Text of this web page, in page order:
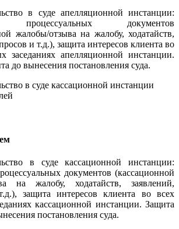
в суде апелляционной инстанции:
процессуальных документов
жалобы/отзыва на жалобу, ходатайств,
и т.д.), защита интересов клиента во
заседаниях апелляционной инстанции.
до вынесения постановления суда.
в суде кассационной инстанции
в суде кассационной инстанции:
документов (кассационной
на жалобу, ходатайств, заявлений,
защита интересов клиента во всех
кассационной инстанции. Защита
постановления суда.